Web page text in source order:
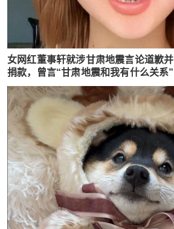
女网红董事轩就涉甘肃地震言论道歉并
捐款，曾言“甘肃地震和我有什么关系”